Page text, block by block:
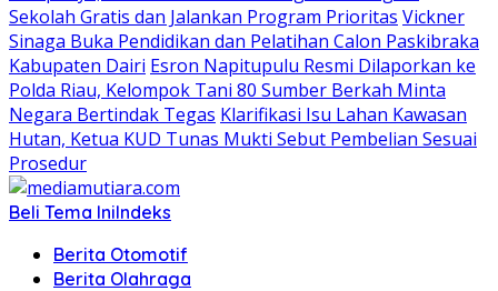
Sekolah Gratis dan Jalankan Program Prioritas Vickner
Sinaga Buka Pendidikan dan Pelatihan Calon Paskibraka
Kabupaten Dairi Esron Napitupulu Resmi Dilaporkan ke
Polda Riau, Kelompok Tani 80 Sumber Berkah Minta
Negara Bertindak Tegas Klarifikasi Isu Lahan Kawasan
Hutan, Ketua KUD Tunas Mukti Sebut Pembelian Sesuai
Prosedur
Beli Tema IniIndeks
Berita Otomotif
Berita Olahraga